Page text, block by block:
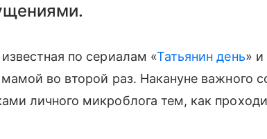
по сериалам «Татьянин день» и
во второй раз. Накануне важного
личного микроблога тем, как